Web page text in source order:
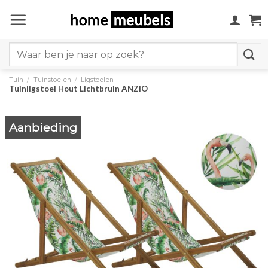
naar
for:
Tuin / Tuinstoelen / Ligstoelen
Tuinligstoel Hout Lichtbruin ANZIO
Aanbieding